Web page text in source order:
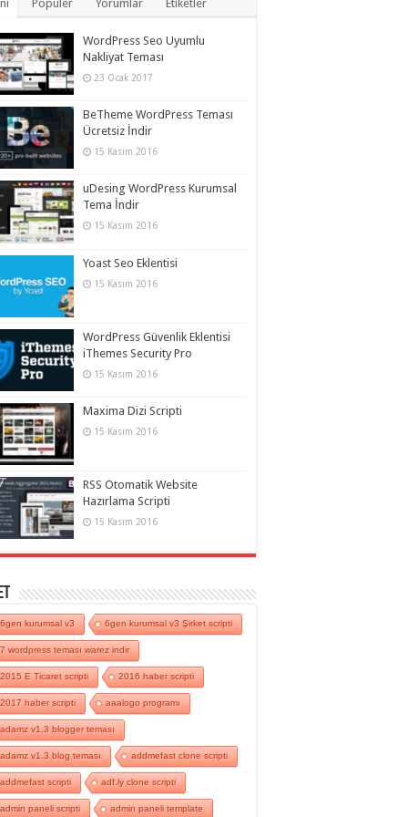
Popüler Yorumlar Etiketler
WordPress Seo Uyumlu
Nakliyat Teması
23 Ocak 2017
BeTheme WordPress Teması
Ücretsiz İndir
15 Kasım 2016
uDesing WordPress Kurumsal
Tema İndir
15 Kasım 2016
Yoast Seo Eklentisi
15 Kasım 2016
WordPress Güvenlik Eklentisi
iThemes Security Pro
15 Kasım 2016
Maxima Dizi Scripti
15 Kasım 2016
RSS Otomatik Website
Hazırlama Scripti
15 Kasım 2016
6gen kurumsal v3 6gen kurumsal v3 Şirket scripti
7 wordpress teması warez indir
2015 E Ticaret scripti 2016 haber scripti
2017 haber scripti aaalogo programı
adamz v1.3 blogger teması
adamz v1.3 blog teması addmefast clone scripti
addmefast scripti adf.ly clone scripti
admin paneli scripti admin paneli template